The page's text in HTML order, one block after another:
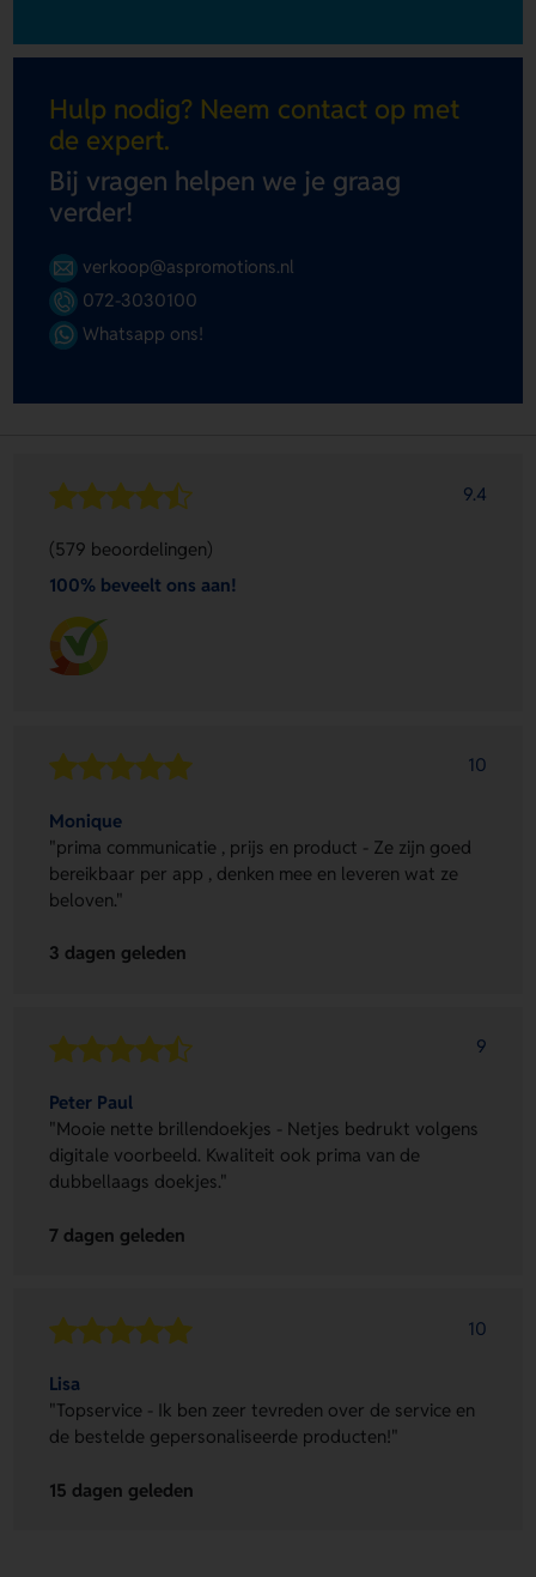
Hulp nodig? Neem contact op met
de expert.
Bij vragen helpen we je graag
verder!
verkoop@aspromotions.nl
072-3030100
Whatsapp ons!
9.4
(579 beoordelingen)
100% beveelt ons aan!
10
Monique
"prima communicatie , prijs en product - Ze zijn goed
bereikbaar per app , denken mee en leveren wat ze
beloven."
3 dagen geleden
9
Peter Paul
"Mooie nette brillendoekjes - Netjes bedrukt volgens
digitale voorbeeld. Kwaliteit ook prima van de
dubbellaags doekjes."
7 dagen geleden
10
Lisa
"Topservice - Ik ben zeer tevreden over de service en
de bestelde gepersonaliseerde producten!"
15 dagen geleden